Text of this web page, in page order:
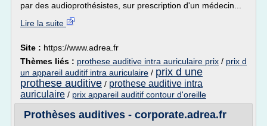
par des audioprothésistes, sur prescription d'un médecin...
Lire la suite
Site : https://www.adrea.fr
Thèmes liés : prothese auditive intra auriculaire prix / prix d
un appareil auditif intra auriculaire / prix d une
prothese auditive / prothese auditive intra
auriculaire / prix appareil auditif contour d'oreille
Prothèses auditives - corporate.adrea.fr